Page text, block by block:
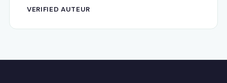
VERIFIED AUTEUR